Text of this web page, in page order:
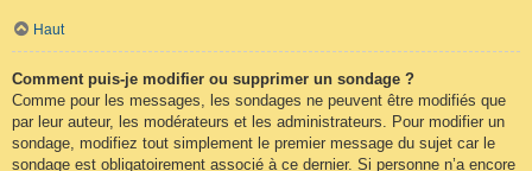
Haut
Comment puis-je modifier ou supprimer un sondage ?
Comme pour les messages, les sondages ne peuvent être modifiés que
par leur auteur, les modérateurs et les administrateurs. Pour modifier un
sondage, modifiez tout simplement le premier message du sujet car le
sondage est obligatoirement associé à ce dernier. Si personne n’a encore